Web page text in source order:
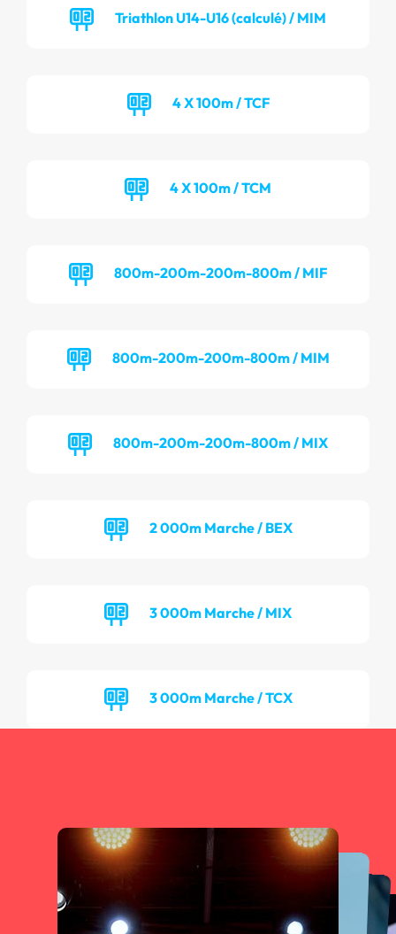
Triathlon U14-U16 (calculé) / MIM
4 X 100m / TCF
4 X 100m / TCM
800m-200m-200m-800m / MIF
800m-200m-200m-800m / MIM
800m-200m-200m-800m / MIX
2 000m Marche / BEX
3 000m Marche / MIX
3 000m Marche / TCX